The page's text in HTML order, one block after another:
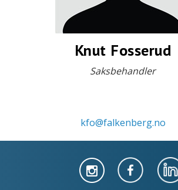
Knut Fosserud
Saksbehandler
kfo@falkenberg.no